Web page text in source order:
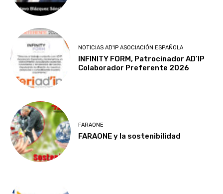
NOTICIAS AD'IP ASOCIACIÓN ESPAÑOLA
INFINITY FORM, Patrocinador AD’IP
Colaborador Preferente 2026
FARAONE
FARAONE y la sostenibilidad